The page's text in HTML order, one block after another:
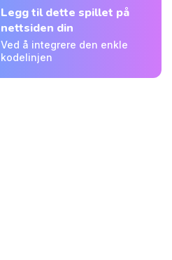
Legg til dette spillet på
nettsiden din
Ved å integrere den enkle
kodelinjen